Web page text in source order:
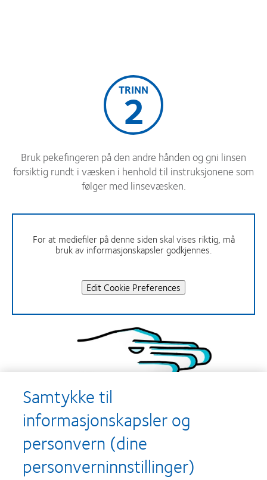
For at mediefiler på denne siden skal vises riktig, må
bruk av informasjonskapsler godkjennes.
Edit Cookie Preferences
TRINN
2
Bruk pekefingeren på den andre hånden og gni linsen
forsiktig rundt i væsken i henhold til instruksjonene som
følger med linsevæsken.
Samtykke til
informasjonskapsler og
personvern (dine
personverninnstillinger)